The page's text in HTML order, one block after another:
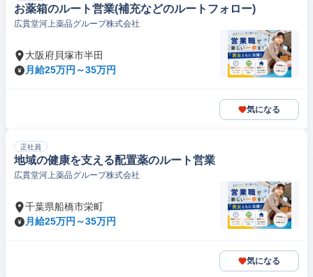
お薬箱のルート営業(補充などのルートフォロー)
広貫堂河上薬品グループ株式会社
大阪府貝塚市半田
月給25万円～35万円
気になる
正社員
地域の健康を支える配置薬のルート営業
広貫堂河上薬品グループ株式会社
千葉県船橋市栄町
月給25万円～35万円
気になる